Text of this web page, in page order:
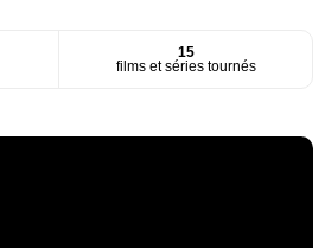
15
films et séries tournés